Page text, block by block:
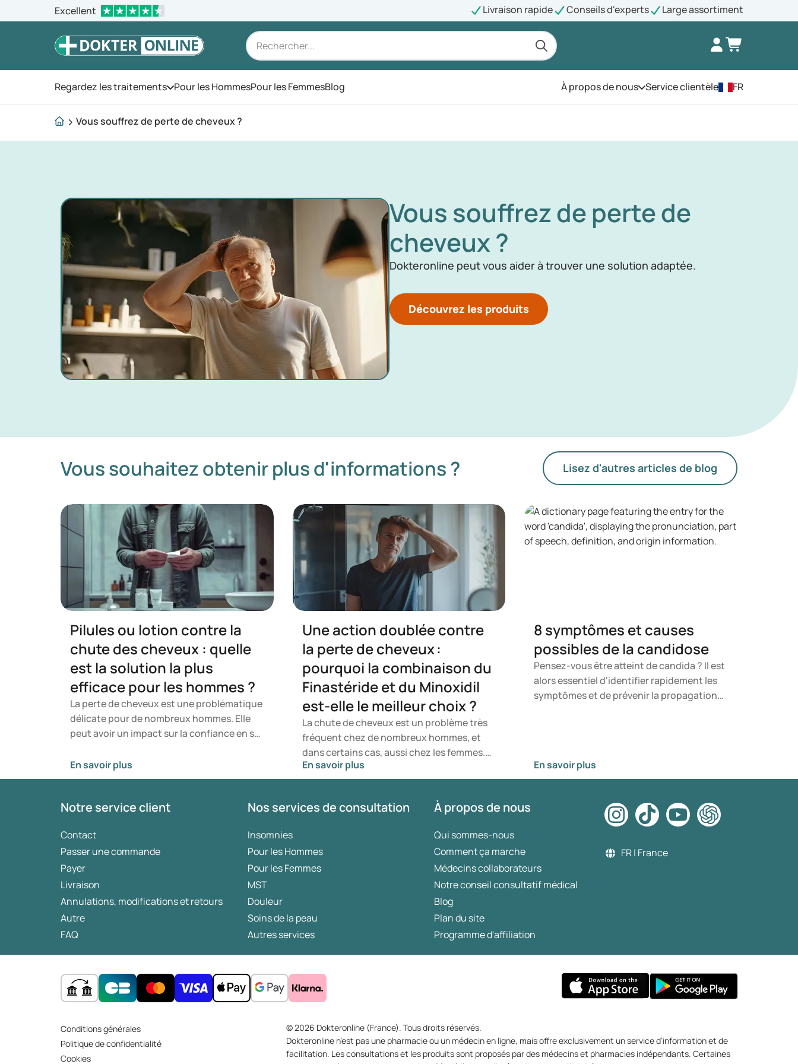
Excellent Livraison rapide Conseils d'experts Large assortiment
Regardez les traitementsOuvrez le menu
Pour les HommesPour les FemmesBlog À propos de nousOuvrez le menu
Service clientèle FR
Vous souffrez de perte de cheveux ?
Vous souffrez de perte de
cheveux ?
Dokteronline peut vous aider à trouver une solution adaptée.
Découvrez les produits
Vous souhaitez obtenir plus d'informations ? Lisez d'autres articles de blog
Pilules ou lotion contre la
chute des cheveux : quelle
est la solution la plus
efficace pour les hommes ?
La perte de cheveux est une problématique
délicate pour de nombreux hommes. Elle
peut avoir un impact sur la confiance en soi
des traitements existent, notamment sous
forme de pilules médicamenteuses ou de
chevelu. Mais quelle méthode est la plus
? Dans cet article, découvrez ce que la
science révèle sur les pilules et les lotions
contre la chute des cheveux.
En savoir plus
Une action doublée contre
la perte de cheveux :
pourquoi la combinaison du
Finastéride et du Minoxidil
est-elle le meilleur choix ?
La chute de cheveux est un problème très
fréquent chez de nombreux hommes, et
dans certains cas, aussi chez les femmes.
Pour beaucoup, cela provoque une perte
de confiance en soi et une recherche d’un
traitement efficace. Le Finastéride et le
Minoxidil sont deux traitements bien
que ces médicaments soient déjà efficaces
seuls, la recherche montre que leur
association fournit encore de meilleurs
résultats. Mais comment agissent-ils
précisément ? Et pourquoi cette
association est-elle devenue la référence
dans la lutte contre la chute des cheveux ?
En savoir plus
8 symptômes et causes
possibles de la candidose
Pensez-vous être atteint de candida ? Il est
alors essentiel d'identifier rapidement les
symptômes et de prévenir la propagation
développer. Vous serez ainsi en mesure de
En savoir plus
Notre service client
Contact
Passer une commande
Payer
Livraison
Annulations, modifications et retours
Autre
FAQ
Nos services de consultation
Insomnies
Pour les Hommes
Pour les Femmes
MST
Douleur
Soins de la peau
Autres services
À propos de nous
Qui sommes-nous
Comment ça marche
Médecins collaborateurs
Notre conseil consultatif médical
Blog
Plan du site
Programme d'affiliation
FR | France
Conditions générales
Politique de confidentialité
Cookies
© 2026 Dokteronline (France). Tous droits réservés.
Dokteronline n’est pas une pharmacie ou un médecin en ligne, mais offre exclusivement un service d’information et de
facilitation. Les consultations et les produits sont proposés par des médecins et pharmacies indépendants. Certaines